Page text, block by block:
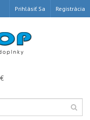
Prihlásiť Sa Registrácia